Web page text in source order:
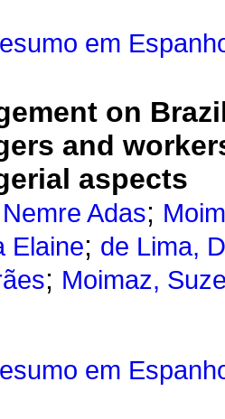
em
on
and
aspects
Adas;
Elaine; de Lima,
; Moimaz,
em